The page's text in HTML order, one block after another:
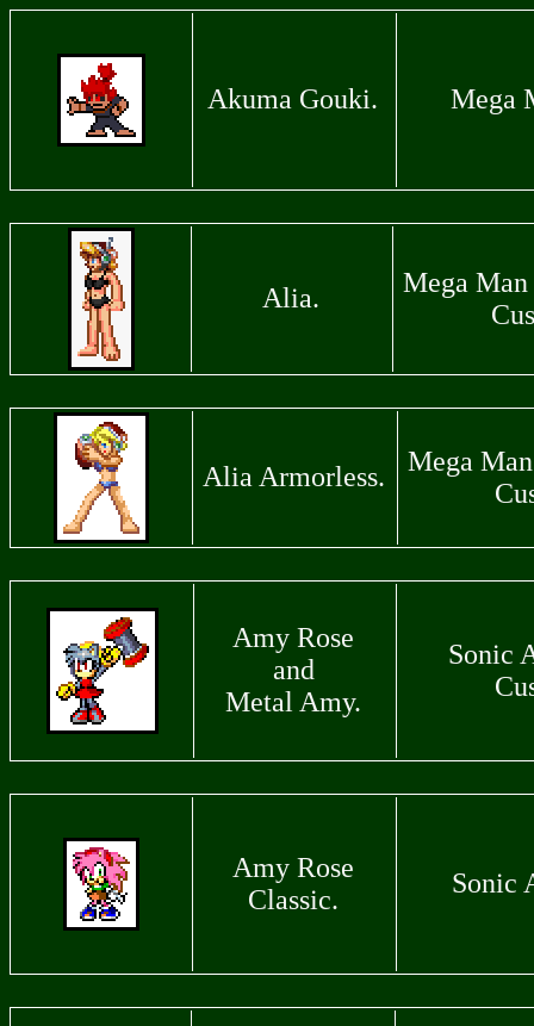
Akuma Gouki. Mega
Alia.
Mega
Alia Armorless.
Mega
Amy Rose
and
Metal Amy.
Sonic
Amy Rose
Classic.
Sonic